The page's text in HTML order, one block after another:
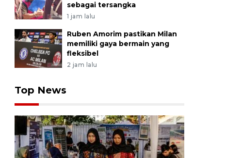
sebagai tersangka
1 jam lalu
Ruben Amorim pastikan Milan
memiliki gaya bermain yang
fleksibel
2 jam lalu
Top News